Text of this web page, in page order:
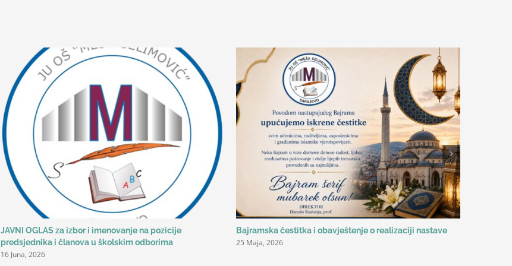
JAVNI OGLAS za izbor i imenovanje na pozicije
predsjednika i članova u školskim odborima
16 Juna, 2026
Bajramska čestitka i obavještenje o realizaciji nastave
25 Maja, 2026